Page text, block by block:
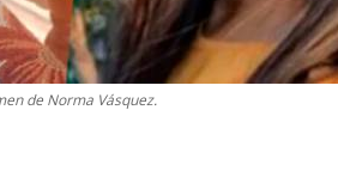
de Norma Vásquez.